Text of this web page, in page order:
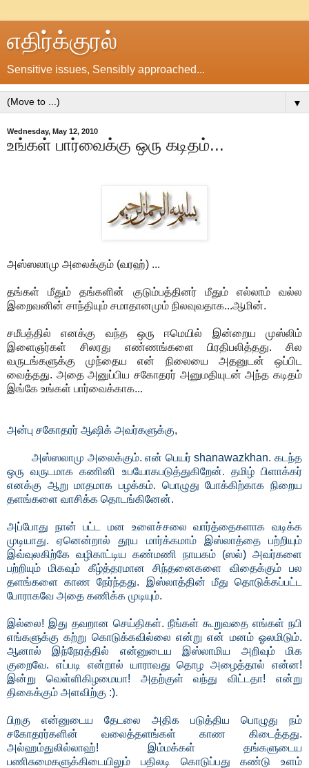
எதிர்க்குரல்
Sensitive issues, Sensibly approached...
▼
Wednesday, May 12, 2010
உங்கள் பார்வைக்கு ஒரு கடிதம்...
அஸ்ஸலாமு அலைக்கும் (வரஹ்) ...
தங்கள் மீதும் தங்களின் குடும்பத்தினர் மீதும் எல்லாம் வல்ல
இறைவனின் சாந்தியும் சமாதானமும் நிலவுவதாக...ஆமின்.
சமீபத்தில் எனக்கு வந்த ஒரு ஈமெயில் இன்றைய முஸ்லிம்
இளைஞர்கள் சிலரது எண்ணங்களை பிரதிபலித்தது. சில
வருடங்களுக்கு முந்தைய என் நிலையை அதனுடன் ஒப்பிட
வைத்தது. அதை அனுப்பிய சகோதரர் அனுமதியுடன் அந்த கடிதம்
இங்கே உங்கள் பார்வைக்காக...
அன்பு சகோதரர் ஆஷிக் அவர்களுக்கு,
அஸ்ஸலாமு அலைக்கும். என் பெயர் shanawazkhan. கடந்த
ஒரு வருடமாக கணினி உபயோகபடுத்துகிறேன். தமிழ் பிளாக்கர்
எனக்கு ஆறு மாதமாக பழக்கம். பொழுது போக்கிற்காக நிறைய
தளங்களை வாசிக்க தொடங்கினேன்.
அப்போது நான் பட்ட மன உளைச்சலை வார்த்தைகளாக வடிக்க
முடியாது. ஏனென்றால் தூய மார்க்கமாம் இஸ்லாத்தை பற்றியும்
இவ்வுலகிற்கே வழிகாட்டிய கண்மணி நாயகம் (ஸல்) அவர்களை
பற்றியும் மிகவும் கீழ்த்தரமான சிந்தனைகளை விதைக்கும் பல
தளங்களை காண நேர்ந்தது. இஸ்லாத்தின் மீது தொடுக்கப்பட்ட
போராகவே அதை கணிக்க முடியும்.
இல்லை! இது தவறான செய்திகள். நீங்கள் கூறுவதை எங்கள் நபி
எங்களுக்கு கற்று கொடுக்கவில்லை என்று என் மனம் ஓலமிடும்.
ஆனால் இந்நேரத்தில் என்னுடைய இஸ்லாமிய அறிவும் மிக
குறைவே. எப்படி என்றால் யாராவது தொழ அழைத்தால் என்ன!
இன்று வெள்ளிகிழமையா! அதற்குள் வந்து விட்டதா! என்று
திகைக்கும் அளவிற்கு :).
பிறகு என்னுடைய தேடலை அதிக படுத்திய பொழுது நம்
சகோதரர்களின் வலைத்தளங்கள் காண கிடைத்தது.
அல்ஹம்துலில்லாஹ்! இம்மக்கள் தங்களுடைய
பணிசுமைகளுக்கிடையிலும் பதிலடி கொடுப்பது கண்டு உளம்